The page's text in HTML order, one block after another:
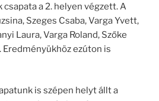
a 2. helyen végzett. A
Szeges Csaba, Varga Yvett,
Laura, Varga Roland, Szőke
Eredményükhöz ezúton is
is szépen helyt állt a